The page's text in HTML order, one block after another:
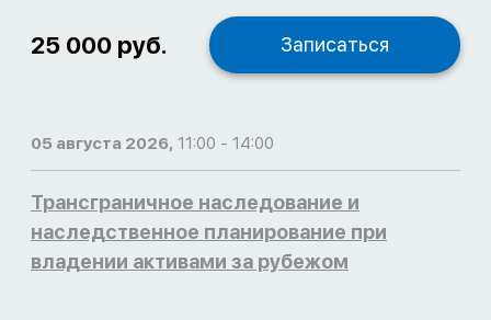
25 000 руб. Записаться
05 августа 2026, 11:00 - 14:00
Трансграничное наследование и
наследственное планирование при
владении активами за рубежом